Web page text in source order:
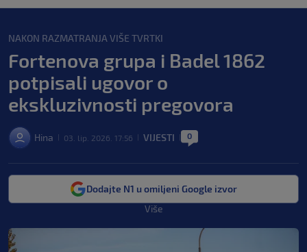
NAKON RAZMATRANJA VIŠE TVRTKI
Fortenova grupa i Badel 1862
potpisali ugovor o
ekskluzivnosti pregovora
Hina 03. lip. 2026. 17:56 VIJESTI 0
Dodajte N1 u omiljeni Google izvor
Više